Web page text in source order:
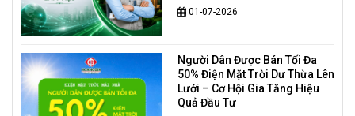
01-07-2026
Người Dân Được Bán Tối Đa
50% Điện Mặt Trời Dư Thừa Lên
Lưới – Cơ Hội Gia Tăng Hiệu
Quả Đầu Tư